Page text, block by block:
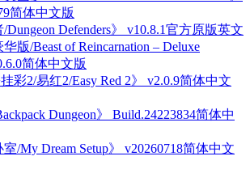
简体中文版
/Dungeon Defenders》 v10.8.1官方原版英文
华版/Beast of Reincarnation – Deluxe
简体中文版
彩2/易红2/Easy Red 2》 v2.0.9简体中文
Dungeon》 Build.24223834简体中
室/My Dream Setup》 v20260718简体中文